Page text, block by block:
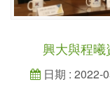
興大與程曦
日期 : 2022-